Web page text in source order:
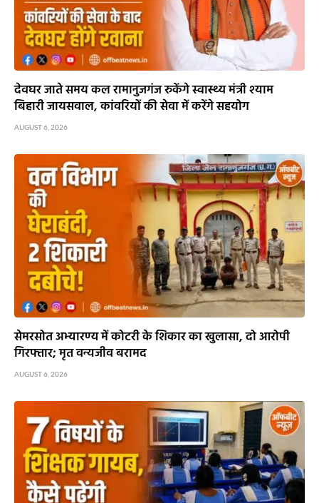
देवघर जाते समय कल रामानुजगंज रुकेंगे स्वास्थ्य मंत्री श्याम
बिहारी जायसवाल, कांवरियों की सेवा में करेंगे सहयोग
AUGUST 6, 2026
सेमरसोत अभ्यारण्य में कोटरी के शिकार का खुलासा, दो आरोपी
गिरफ्तार; मृत वन्यजीव बरामद
AUGUST 6, 2026